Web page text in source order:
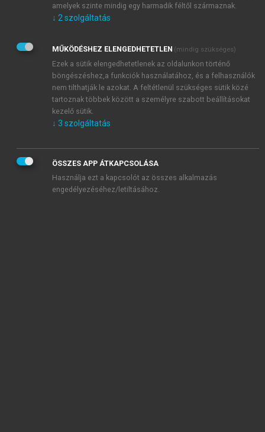
Kérek értesítést a MeRSZ újdonságairól, akcióiról.
Kérek értesítést az Akadémiai Kiadó Zrt. újdonságairól,
Adatkezelési tájékoztatóbanfoglaltakat tudomásul
veszem és elfogadom.
Általános vásárlási feltételeket, valamint a szotar.netés a
mersz.huoldalak licencszerződéseiben foglaltakat
tudomásul veszem és elfogadom.
KIPRÓBÁLOM
amelyek szinte mindig egy harmadik féltől származnak.
↓ 2 szolgáltatás
MŰKÖDÉSHEZ ELENGEDHETETLEN (mindig szükséges)
Ezek a sütik elengedhetetlenek az oldalunkon történő
böngészéshez,a funkciók használatához, és a felhasználók
nem tilthatják le azokat. A feltétlenül szükséges sütik közé
tartoznak többek között a személyre szabott beállításokat
kezelő sütik.
↓ 3 szolgáltatás
ÖSSZES APP ÁTKAPCSOLÁSA
Használja ezt a kapcsolót az összes alkalmazás
engedélyezéséhez/letiltásához.